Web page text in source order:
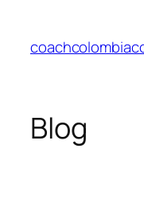
phần
Blog